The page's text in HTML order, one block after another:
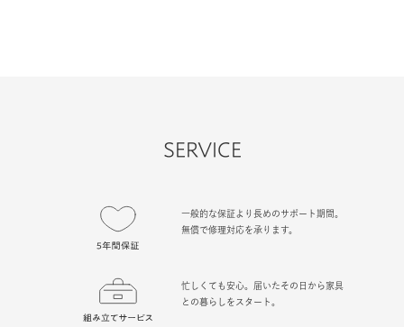
SERVICE
一般的な保証より長めのサポート期間。
無償で修理対応を承ります。
忙しくても安心。届いたその日から家具
との暮らしをスタート。